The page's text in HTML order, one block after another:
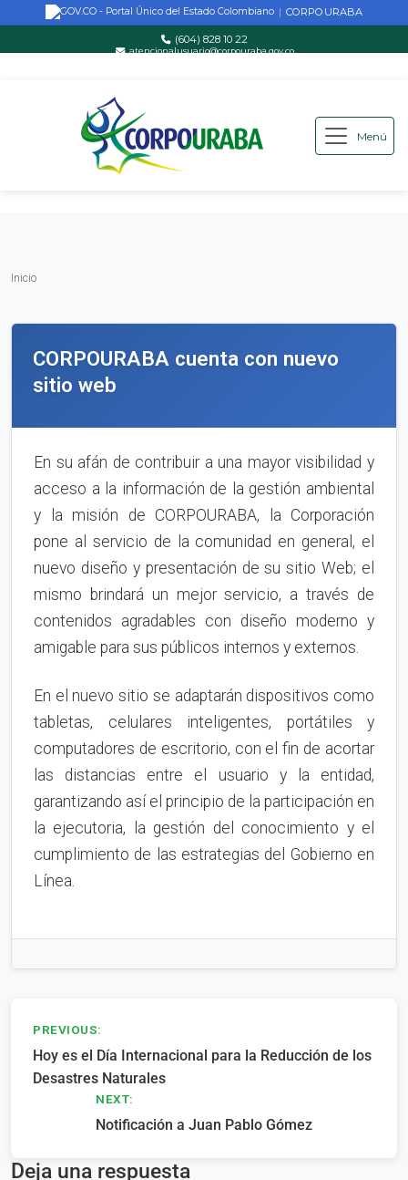
Saltar al contenido principal
| CORPOURABA
(604) 828 10 22
atencionalusuario@corpouraba.gov.co
Menú
Inicio
CORPOURABA cuenta con nuevo
sitio web
En su afán de contribuir a una mayor visibilidad y
acceso a la información de la gestión ambiental
y la misión de CORPOURABA, la Corporación
pone al servicio de la comunidad en general, el
nuevo diseño y presentación de su sitio Web; el
mismo brindará un mejor servicio, a través de
contenidos agradables con diseño moderno y
amigable para sus públicos internos y externos.
En el nuevo sitio se adaptarán dispositivos como
tabletas, celulares inteligentes, portátiles y
computadores de escritorio, con el fin de acortar
las distancias entre el usuario y la entidad,
garantizando así el principio de la participación en
la ejecutoria, la gestión del conocimiento y el
cumplimiento de las estrategias del Gobierno en
Línea.
Navegación
de
entradas
PREVIOUS:
Hoy es el Día Internacional para la Reducción de los
Desastres Naturales
NEXT:
Notificación a Juan Pablo Gómez
Deja una respuesta